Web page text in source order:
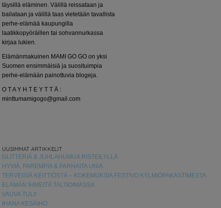
täysillä eläminen. Välillä reissataan ja
bailataan ja välillä taas vietetään tavallista
perhe-elämää kaupungilla
laatikkopyöräillen tai sohvannurkassa
kirjaa lukien.
Elämänmakuinen MAMI GO GO on yksi
Suomen ensimmäisiä ja suosituimpia
perhe-elämään painottuvia blogeja.
O T A Y H T E Y T T Ä :
minttumamigogo@gmail.com
UUSIMMAT ARTIKKELIT
GLITTERIÄ & JUHLAHUMUA RISTEILYLLÄ
HYVIÄ, PAREMPIA & PARHAITA UNIA
TERVEISIÄ KEITTIÖSTÄ – KOKEMUKSIA FESTIVO KYLMIÖPAKASTIMESTA
ELÄMÄN IHMEITÄ TALTIOIMASSA
VAUVA TULI!
IHANA KESÄIHO